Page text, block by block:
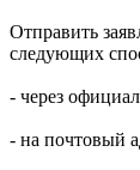
Отправить
следующих
- через
- на почтовый